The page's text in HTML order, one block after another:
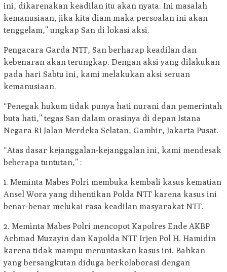
ini, dikarenakan keadilan itu akan nyata. Ini masalah
kemanusiaan, jika kita diam maka persoalan ini akan
tenggelam,” ungkap San di lokasi aksi.
Pengacara Garda NTT, San berharap keadilan dan
kebenaran akan terungkap. Dengan aksi yang dilakukan
pada hari Sabtu ini, kami melakukan aksi seruan
kemanusiaan.
“Penegak hukum tidak punya hati nurani dan pemerintah
buta hati,” tegas San dalam orasinya di depan Istana
Negara RI Jalan Merdeka Selatan, Gambir, Jakarta Pusat.
“Atas dasar kejanggalan-kejanggalan ini, kami mendesak
beberapa tuntutan,” :
1. Meminta Mabes Polri membuka kembali kasus kematian
Ansel Wora yang dihentikan Polda NTT karena kasus ini
benar-benar melukai rasa keadilan masyarakat NTT.
2. Meminta Mabes Polri mencopot Kapolres Ende AKBP
Achmad Muzayin dan Kapolda NTT Irjen Pol H. Hamidin
karena tidak mampu menuntaskan kasus ini. Bahkan
yang bersangkutan diduga berkolaborasi dengan